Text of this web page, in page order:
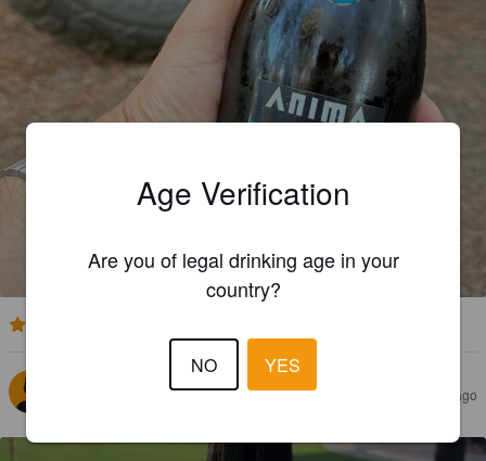
4.9%Golden Ale / Blond Ale.Anima.
RICHTER J 1 year ago
Age Verification
Are you of legal drinking age in your
country?
NO YES